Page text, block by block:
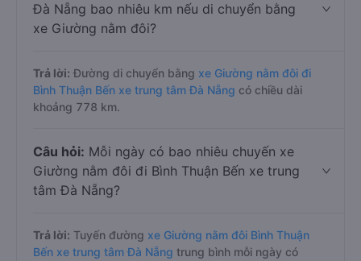
Đà Nẵng bao nhiêu km nếu di chuyển bằng
xe Giường nằm đôi?
Trả lời: Đường di chuyển bằng xe Giường nằm đôi đi
Bình Thuận Bến xe trung tâm Đà Nẵng có chiều dài
khoảng 778 km.
Câu hỏi: Mỗi ngày có bao nhiêu chuyến xe
Giường nằm đôi đi Bình Thuận Bến xe trung
tâm Đà Nẵng?
Trả lời: Tuyến đường xe Giường nằm đôi Bình Thuận
Bến xe trung tâm Đà Nẵng trung bình mỗi ngày có